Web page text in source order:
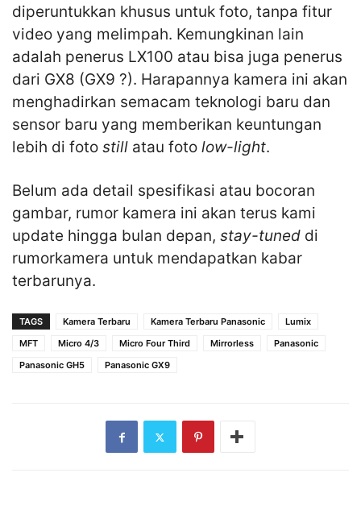
diperuntukkan khusus untuk foto, tanpa fitur
video yang melimpah. Kemungkinan lain
adalah penerus LX100 atau bisa juga penerus
dari GX8 (GX9 ?). Harapannya kamera ini akan
menghadirkan semacam teknologi baru dan
sensor baru yang memberikan keuntungan
lebih di foto still atau foto low-light.
Belum ada detail spesifikasi atau bocoran
gambar, rumor kamera ini akan terus kami
update hingga bulan depan, stay-tuned di
rumorkamera untuk mendapatkan kabar
terbarunya.
TAGS Kamera Terbaru Kamera Terbaru Panasonic
Lumix
MFT
Micro 4/3 Micro Four Third Mirrorless
Panasonic
Panasonic GH5
Panasonic GX9